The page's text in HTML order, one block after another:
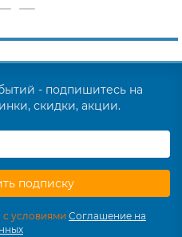
- подпишитесь на
скидки, акции.
подписку
с условиями Соглашение на